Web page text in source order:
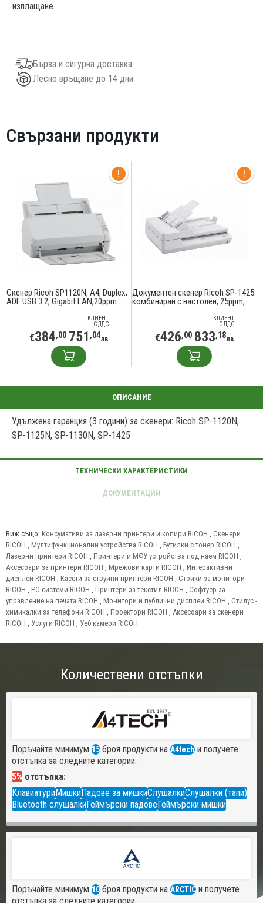
изплащане
Бърза и сигурна доставка
Лесно връщане до 14 дни
Свързани продукти
Скенер Ricoh SP1120N, A4, Duplex,
ADF USB 3.2, Gigabit LAN,20ppm
КЛИЕНТ
С ДДС
€384,00 751 ,04лв
Документен скенер Ricoh SP-1425
комбиниран с настолен, 25ppm,
КЛИЕНТ
С ДДС
€426,00 833,18лв
Удължена гаранция (3 години) за скенери: Ricoh SP-1120N,
SP-1125N, SP-1130N, SP-1425
Виж също: Консумативи за лазерни принтери и копири RICOH
Скенери
RICOH
Мултифункционални устройства RICOH Бутилки с тонер RICOH
Лазерни принтери RICOH
Принтери и МФУ устройства под наем RICOH
Аксесоари за принтери RICOH
Мрежови карти RICOH
Интерактивни
дисплеи RICOH
Касети за струйни принтери RICOH
Стойки за монитори
RICOH
PC системи RICOH Принтери за текстил RICOH
Софтуер за
управление на печата RICOH
Монитори и публични дисплеи RICOH
Стилус -
химикалки за телефони RICOH
Проектори RICOH
Аксесоари за скенери
RICOH
Услуги RICOH Уеб камери RICOH
Количествени отстъпки
Поръчайте минимум 15 броя продукти на A4tech и получете
отстъпка за следните категории:
5% отстъпка:
КлавиатуриМишкиПадове за мишкиСлушалкиСлушалки (тапи)
Bluetooth слушалкиГеймърски падовеГеймърски мишки
Поръчайте минимум 10 броя продукти на ARCTIC и получете
отстъпка за следните категории: